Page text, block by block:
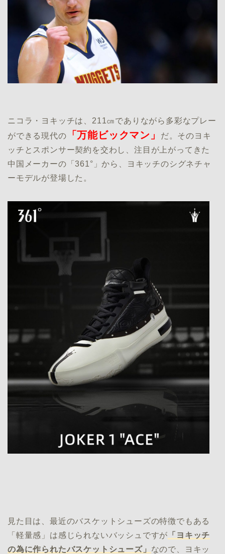
ニコラ・ヨキッチは、211㎝でありながら多彩なプレー
ができる現代の
「万能ビックマン」
だ。そのヨキ
ッチとスポンサー契約を交わし、注目が上がってきた
中国メーカーの「361°」から、ヨキッチのシグネチャ
ーモデルが登場した。
見た目は、最近のバスケットシューズの特徴でもある
「軽量感」は感じられないバッシュですが 「ヨキッチ
の為に作られたバスケットシューズ」 なので、ヨキッ